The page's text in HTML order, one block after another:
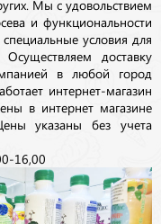
Мы с удовольствием
и функциональности
условия для
доставку
в любой город
интернет-магазин
в интернет магазине
указаны без учета
16,00